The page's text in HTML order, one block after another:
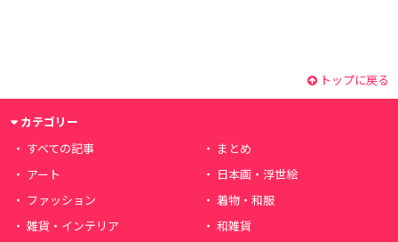
トップに戻る
カテゴリー
すべての記事
まとめ
アート
日本画・浮世絵
ファッション
着物・和服
雑貨・インテリア
和雑貨